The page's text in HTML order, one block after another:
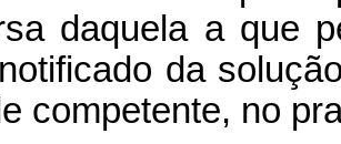
daquela a que
da
competente, no